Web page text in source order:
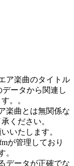
ア楽曲のタイトル
データから関連し
。。
楽曲とは無関係な
ください。
いたします。
が管理しており
。
データが正確でな